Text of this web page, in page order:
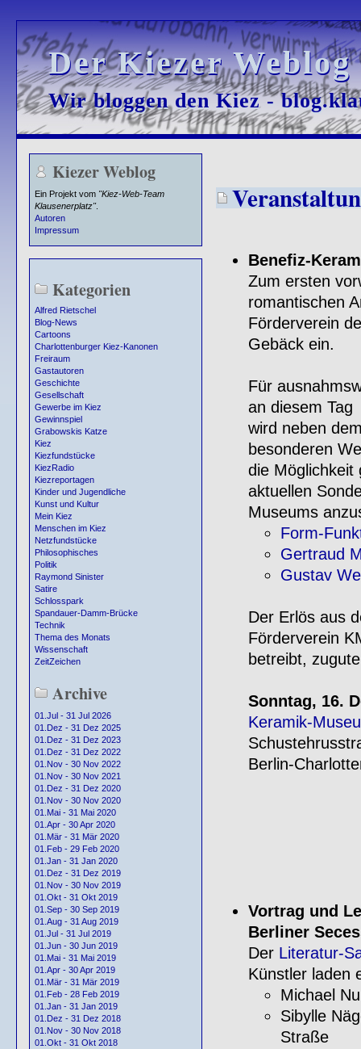
Der Kiezer
Der Kiezer
Wir bloggen den Kiez -
Wir bloggen den Kiez -
Kiezer Weblog
Ein Projekt vom "Kiez-Web-Team
Klausenerplatz".
Autoren
Impressum
Kategorien
Alfred Rietschel
Blog-News
Cartoons
Charlottenburger Kiez-Kanonen
Freiraum
Gastautoren
Geschichte
Gesellschaft
Gewerbe im Kiez
Gewinnspiel
Grabowskis Katze
Kiez
Kiezfundstücke
KiezRadio
Kiezreportagen
Kinder und Jugendliche
Kunst und Kultur
Mein Kiez
Menschen im Kiez
Netzfundstücke
Philosophisches
Politik
Raymond Sinister
Satire
Schlosspark
Spandauer-Damm-Brücke
Technik
Thema des Monats
Wissenschaft
ZeitZeichen
Archive
01.Jul - 31 Jul 2026
01.Dez - 31 Dez 2025
01.Dez - 31 Dez 2023
01.Dez - 31 Dez 2022
01.Nov - 30 Nov 2022
01.Nov - 30 Nov 2021
01.Dez - 31 Dez 2020
01.Nov - 30 Nov 2020
01.Mai - 31 Mai 2020
01.Apr - 30 Apr 2020
01.Mär - 31 Mär 2020
01.Feb - 29 Feb 2020
01.Jan - 31 Jan 2020
01.Dez - 31 Dez 2019
01.Nov - 30 Nov 2019
01.Okt - 31 Okt 2019
01.Sep - 30 Sep 2019
01.Aug - 31 Aug 2019
01.Jul - 31 Jul 2019
01.Jun - 30 Jun 2019
01.Mai - 31 Mai 2019
01.Apr - 30 Apr 2019
01.Mär - 31 Mär 2019
01.Feb - 28 Feb 2019
01.Jan - 31 Jan 2019
01.Dez - 31 Dez 2018
01.Nov - 30 Nov 2018
01.Okt - 31 Okt 2018
Benefiz-
Zum ersten
romantischen
Förderverein
Gebäck ein.
Für
an diesem Tag
wird neben
besonderen
die Möglichkeit
aktuellen
Museums
Form-
Gertraud
Gustav
Der Erlös aus
Förderverein
betreibt,
Sonntag, 16.
Keramik-
Berlin-
Vortrag und
Berliner
Der Literatur-
Künstler laden
Michael
Sibylle
Straße